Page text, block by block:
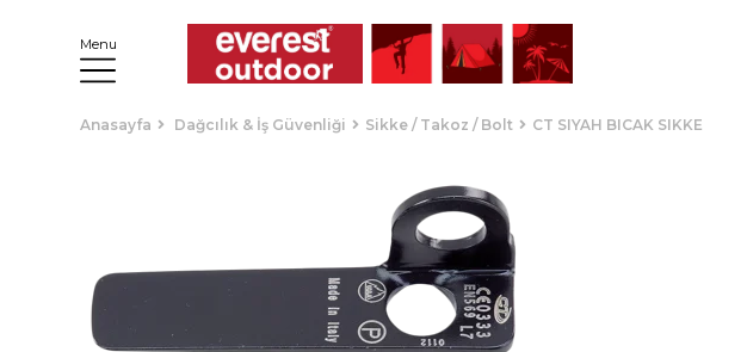
Menu
Anasayfa Dağcılık & İş Güvenliği Sikke / Takoz / Bolt CT SIYAH BICAK SIKKE